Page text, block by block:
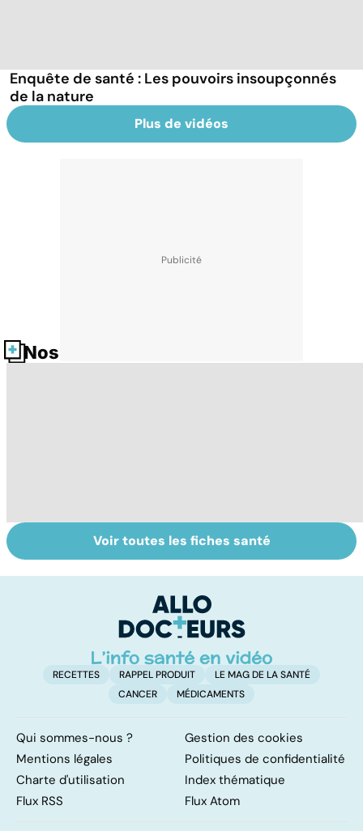
Enquête de santé : Les pouvoirs insoupçonnés
de la nature
Plus de vidéos
Nos fiches santé
pulmonaire : un
Mediator® : les
cardiologues en
Voir toutes les fiches santé
RECETTES RAPPEL PRODUIT
LE MAG DE LA SANTÉ
CANCER
MÉDICAMENTS
Qui sommes-nous ?
Gestion des cookies
Mentions légales
Politiques de confidentialité
Charte d'utilisation
Index thématique
Flux RSS
Flux Atom